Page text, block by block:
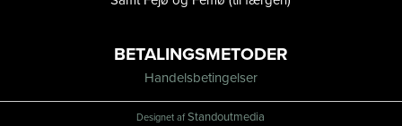
BETALINGSMETODER
Handelsbetingelser
Designet afStandoutmedia